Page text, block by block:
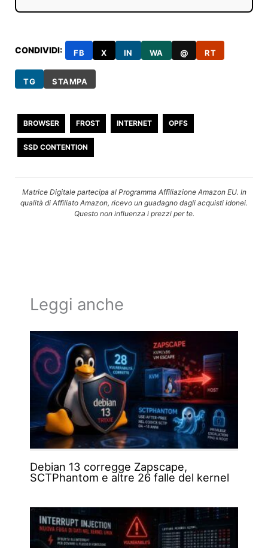
CONDIVIDI: FB X IN WA @ RT
TG STAMPA
BROWSER FROST INTERNET OPFS
SSD CONTENTION
Matrice Digitale partecipa al Programma Affiliazione Amazon EU. In
qualità di Affiliato Amazon, ricevo un guadagno dagli acquisti idonei.
Questo non influenza i prezzi per te.
Leggi anche
Debian 13 corregge Zapscape,
SCTPhantom e altre 26 falle del kernel